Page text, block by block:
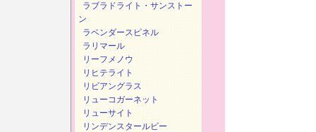
ラブラドライト・サンストー
ン
ラベンダースピネル
ラリマール
リーフメノウ
リヒテライト
リビアングラス
リューコガーネット
リューサイト
リンデンスタールビー